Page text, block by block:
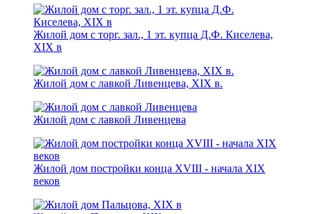
Жилой дом с торг. зал., 1 эт. купца Д.Ф. Киселева,
XIX в
Жилой дом с лавкой Ливенцева, XIX в.
Жилой дом с лавкой Ливенцева
Жилой дом постройки конца XVIII - начала XIX
веков